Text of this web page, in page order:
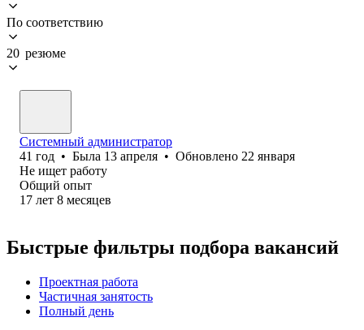
По соответствию
20 резюме
Системный администратор
41 год • Была 13 апреля • Обновлено 22 января
Не ищет работу
Общий опыт
17 лет 8 месяцев
Быстрые фильтры подбора вакансий
Проектная работа
Частичная занятость
Полный день